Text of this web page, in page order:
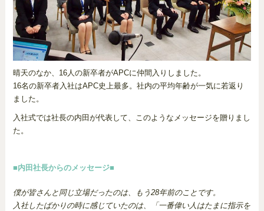
晴天のなか、16人の新卒者がAPCに仲間入りしました。
16名の新卒者入社はAPC史上最多。社内の平均年齢が一気に若返り
ました。
入社式では社長の内田が代表して、このようなメッセージを贈りまし
た。
■内田社長からのメッセージ■
僕が皆さんと同じ立場だったのは、もう28年前のことです。
入社したばかりの時に感じていたのは、「一番偉い人はたまに指示を